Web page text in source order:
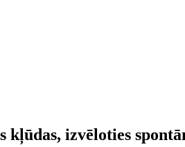
izvēloties